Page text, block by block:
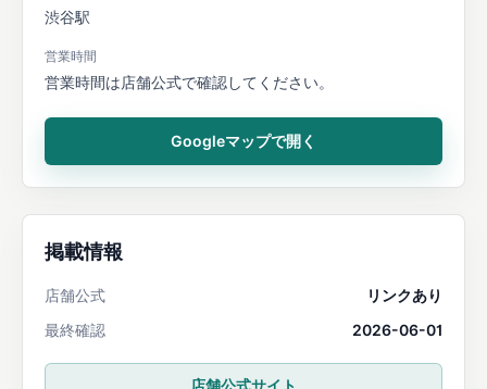
渋谷駅
営業時間
営業時間は店舗公式で確認してください。
Googleマップで開く
掲載情報
店舗公式
リンクあり
最終確認
2026-06-01
店舗公式サイト